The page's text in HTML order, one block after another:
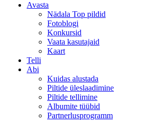
Avasta
Nädala Top pildid
Fotoblogi
Konkursid
Vaata kasutajaid
Kaart
Telli
Abi
Kuidas alustada
Piltide üleslaadimine
Piltide tellimine
Albumite tüübid
Partnerlusprogramm